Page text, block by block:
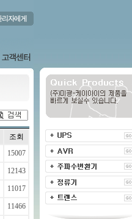
조회
15007
12143
11017
11466